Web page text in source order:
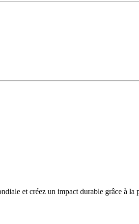
et créez un impact durable grâce à